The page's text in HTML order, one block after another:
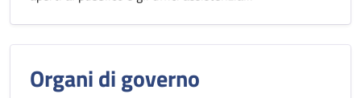
Organi di governo